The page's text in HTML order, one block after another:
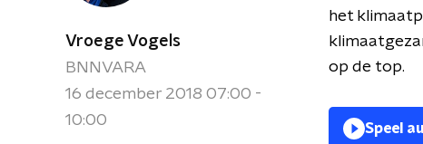
Vroege Vogels
BNNVARA
16 december 2018 07:00 -
10:00
het
op de top.
Speel